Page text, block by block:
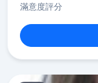
滿意度評分